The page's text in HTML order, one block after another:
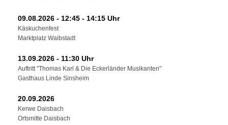
09.08.2026 - 12:45 - 14:15 Uhr
Käskuchenfest
Marktplatz Waibstadt
13.09.2026 - 11:30 Uhr
Auftritt "Thomas Karl & Die Eckerländer Musikanten"
Gasthaus Linde Sinsheim
20.09.2026
Kerwe Daisbach
Ortsmitte Daisbach